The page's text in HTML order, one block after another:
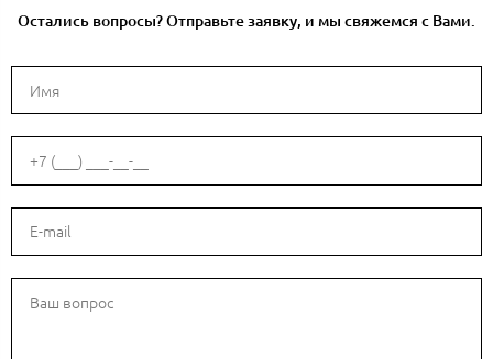
Остались вопросы? Отправьте заявку, и мы свяжемся с Вами.